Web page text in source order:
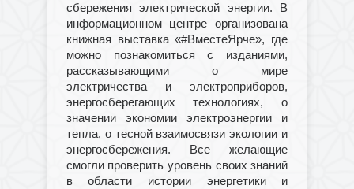
сбережения электрической энергии. В
информационном центре организована
книжная выставка «#ВместеЯрче», где
можно познакомиться с изданиями,
рассказывающими о мире
электричества и электроприборов,
энергосберегающих технологиях, о
значении экономии электроэнергии и
тепла, о тесной взаимосвязи экологии и
энергосбережения. Все желающие
смогли проверить уровень своих знаний
в области истории энергетики и